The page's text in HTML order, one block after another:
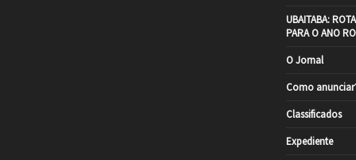
UBAITABA:
PARA O ANO
O Jornal
Como
Classificados
Expediente